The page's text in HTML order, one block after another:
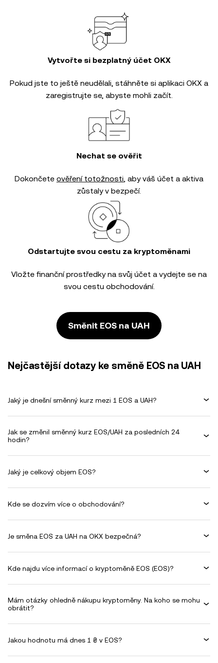
Vytvořte si bezplatný účet OKX
Pokud jste to ještě neudělali, stáhněte si aplikaci OKX a
zaregistrujte se, abyste mohli začít.
Nechat se ověřit
Dokončete ověření totožnosti, aby váš účet a aktiva
zůstaly v bezpečí.
Odstartujte svou cestu za kryptoměnami
Vložte finanční prostředky na svůj účet a vydejte se na
svou cestu obchodování.
Směnit EOS na UAH
Nejčastější dotazy ke směně EOS na UAH
Jaký je dnešní směnný kurz mezi 1 EOS a UAH?
Jak se změnil směnný kurz EOS/UAH za posledních 24
hodin?
Jaký je celkový objem EOS?
Kde se dozvím více o obchodování?
Je směna EOS za UAH na OKX bezpečná?
Kde najdu více informací o kryptoměně EOS (EOS)?
Mám otázky ohledně nákupu kryptoměny. Na koho se mohu
obrátit?
Jakou hodnotu má dnes 1 ₴ v EOS?